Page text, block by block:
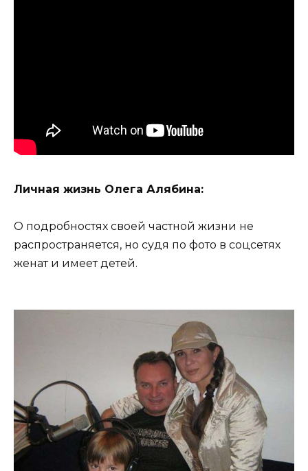
Личная жизнь Олега Алябина:
О подробностях своей частной жизни не
распространяется, но судя по фото в соцсетях
женат и имеет детей.